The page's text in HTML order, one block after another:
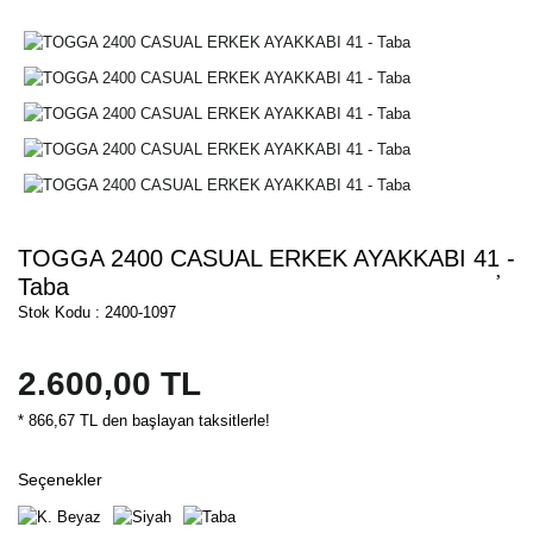
TOGGA 2400 CASUAL ERKEK AYAKKABI 41 -
Taba
Stok Kodu : 2400-1097
2.600,00 TL
* 866,67 TL den başlayan taksitlerle!
Seçenekler